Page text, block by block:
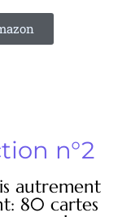
n°2
autrement
80 cartes